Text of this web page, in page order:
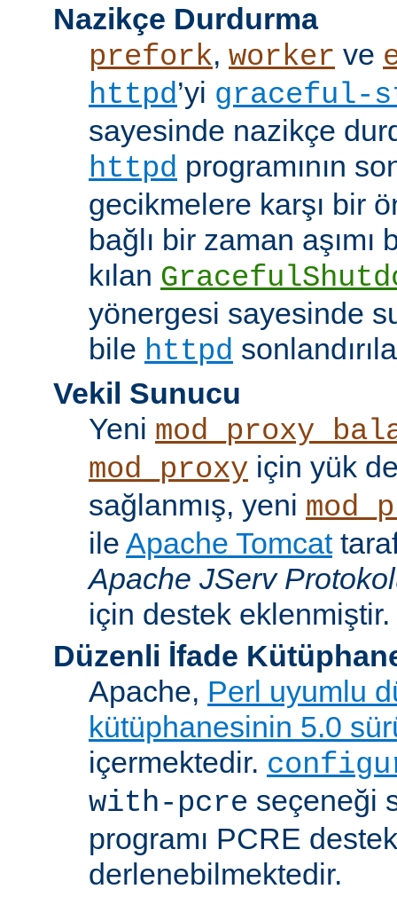
Nazikçe Durdurma
prefork, worker ve
httpd’yi graceful-
sayesinde nazikçe
httpd programının
gecikmelere karşı bir
bağlı bir zaman
kılan
yönergesi sayesinde
bile httpd
Vekil Sunucu
Yeni
mod_proxy için yük
sağlanmış, yeni
ile Apache Tomcat
Apache JServ
için destek eklenmiştir.
Düzenli İfade
Apache, Perl uyumlu
kütüphanesinin 5.0
içermektedir.
with-pcre seçeneği
programı PCRE
derlenebilmektedir.